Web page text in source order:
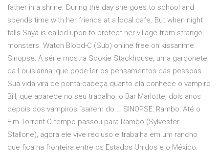
father in a shrine. During the day she goes to school and
spends time with her friends at a local cafe. But when night
falls Saya is called upon to protect her village from strange
monsters. Watch Blood-C (Sub) online free on kissanime.
Sinopse: A série mostra Sookie Stackhouse, uma garçonete,
da Louisianna, que pode ler os pensamentos das pessoas.
Sua vida vira de ponta-cabeça quanto ela conhece o vampiro
Bill, que aparece no seu trabalho, o Bar Marlotte, dois anos
depois dos vampiros “saírem do … SINOPSE: Rambo: Até o
Fim Torrent O tempo passou para Rambo (Sylvester
Stallone), agora ele vive recluso e trabalha em um rancho
que fica na fronteira entre os Estados Unidos e o México.